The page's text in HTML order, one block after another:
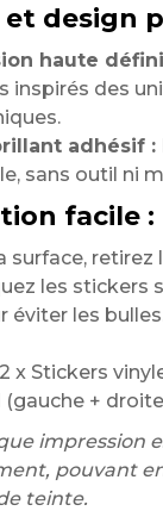
design
haute
inspirés des
adhésif :
sans outil ni
facile :
surface,
les stickers
éviter les
2 x Stickers
+
impression
pouvant
teinte.